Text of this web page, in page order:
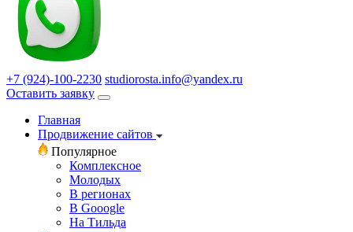
+7 (924)-100-2230 studiorosta.info@yandex.ru
Оставить заявку
Главная
Продвижение сайтов
Популярное
Комплексное
Молодых
В регионах
В Gooogle
На Тильда